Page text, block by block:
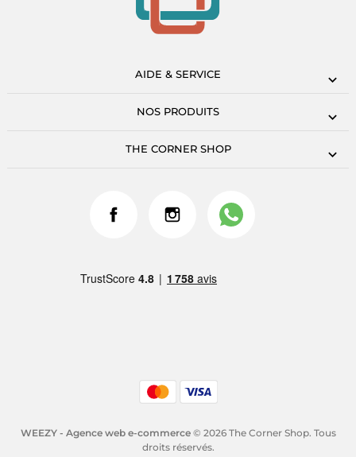
AIDE & SERVICE
NOS PRODUITS
THE CORNER SHOP
WEEZY - Agence web e-commerce© 2026 The Corner Shop. Tous
droits réservés.